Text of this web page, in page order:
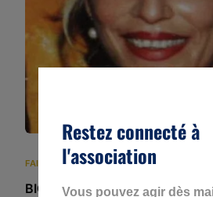
FAITS NON ÉLUCIDÉS ITALIENS
BIGGI Luciana